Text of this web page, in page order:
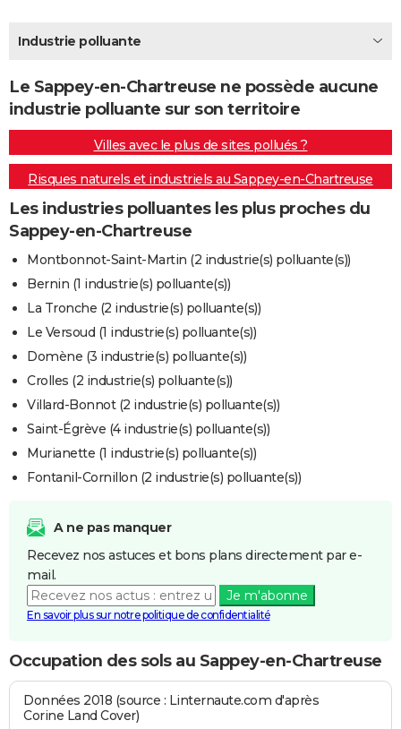
BONS PLANS
CARTE DE VOEUX
Carte de Noël
Carte Bonne année
Carte Saint-Valentin
Carte Pâques
Carte d'anniversaire
DICTIONNAIRE
Dictionnaire
Biographies
Citations
Expressions
Proverbes
PROGRAMME TV
COPAINS D'AVANT
AVIS DE DÉCÈS
FORUM
Industrie polluante
Le Sappey-en-Chartreuse ne possède aucune
industrie polluante sur son territoire
Villes avec le plus de sites pollués ?
Risques naturels et industriels au Sappey-en-Chartreuse
Les industries polluantes les plus proches du
Sappey-en-Chartreuse
Montbonnot-Saint-Martin (2 industrie(s) polluante(s))
Bernin (1 industrie(s) polluante(s))
La Tronche (2 industrie(s) polluante(s))
Le Versoud (1 industrie(s) polluante(s))
Domène (3 industrie(s) polluante(s))
Crolles (2 industrie(s) polluante(s))
Villard-Bonnot (2 industrie(s) polluante(s))
Saint-Égrève (4 industrie(s) polluante(s))
Murianette (1 industrie(s) polluante(s))
Fontanil-Cornillon (2 industrie(s) polluante(s))
A ne pas manquer
Recevez nos astuces et bons plans directement par e-
mail.
Je m'abonne
En savoir plus sur notre politique de confidentialité
Occupation des sols au Sappey-en-Chartreuse
Données 2018 (source : Linternaute.com d'après
Corine Land Cover)